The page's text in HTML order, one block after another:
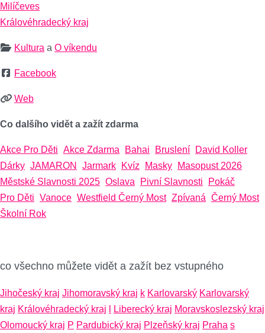
Milíčeves
Královéhradecký kraj
Kultura a O víkendu
Facebook
Web
Co dalšího vidět a zažít zdarma
Akce Pro Děti Akce Zdarma Bahai Bruslení
David Koller
Dárky JAMARON Jarmark Kvíz Masky
Masopust 2026
Městské Slavnosti 2025 Oslava Pivní Slavnosti
Pokáč
Pro Děti Vanoce Westfield Černý Most Zpívaná Černý Most
Školní Rok
co všechno můžete vidět a zažít bez vstupného
Jihočeský kraj Jihomoravský kraj k Karlovarský Karlovarský
kraj Královéhradecký kraj Liberecký kraj Moravskoslezský kraj
Olomoucký kraj P Pardubický kraj Plzeňský kraj Praha s